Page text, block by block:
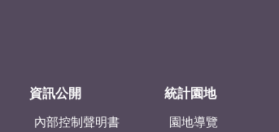
資訊公開
內部控制聲明書
統計園地
園地導覽